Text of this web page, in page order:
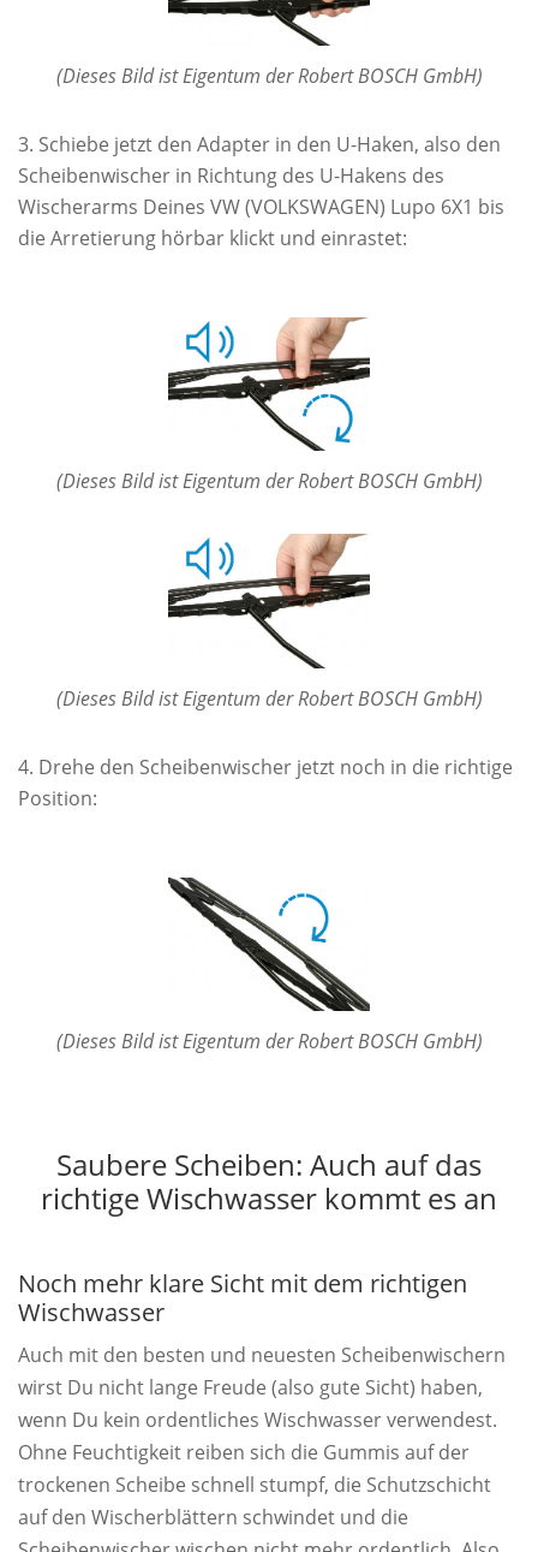
(Dieses Bild ist Eigentum der Robert BOSCH GmbH)
Schiebe jetzt den Adapter in den U-Haken, also den
Scheibenwischer in Richtung des U-Hakens des
Wischerarms Deines VW (VOLKSWAGEN) Lupo 6X1 bis
die Arretierung hörbar klickt und einrastet:
(Dieses Bild ist Eigentum der Robert BOSCH GmbH)
(Dieses Bild ist Eigentum der Robert BOSCH GmbH)
Drehe den Scheibenwischer jetzt noch in die richtige
Position:
(Dieses Bild ist Eigentum der Robert BOSCH GmbH)
Saubere Scheiben: Auch auf das
richtige Wischwasser kommt es an
Noch mehr klare Sicht mit dem richtigen
Wischwasser
Auch mit den besten und neuesten Scheibenwischern
wirst Du nicht lange Freude (also gute Sicht) haben,
wenn Du kein ordentliches Wischwasser verwendest.
Ohne Feuchtigkeit reiben sich die Gummis auf der
trockenen Scheibe schnell stumpf, die Schutzschicht
auf den Wischerblättern schwindet und die